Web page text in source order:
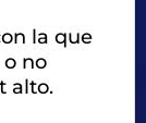
la que
no
alto.